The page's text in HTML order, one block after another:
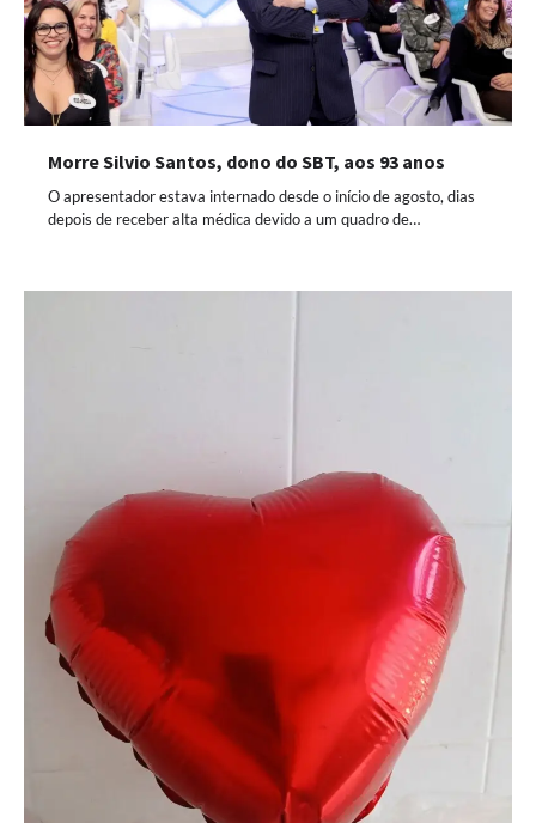
Morre Silvio Santos, dono do SBT, aos 93 anos
O apresentador estava internado desde o início de agosto, dias
depois de receber alta médica devido a um quadro de…